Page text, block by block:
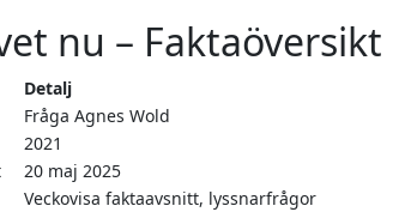
nu – Faktaöversikt
Detalj
Fråga Agnes Wold
2021
20 maj 2025
Veckovisa faktaavsnitt, lyssnarfrågor